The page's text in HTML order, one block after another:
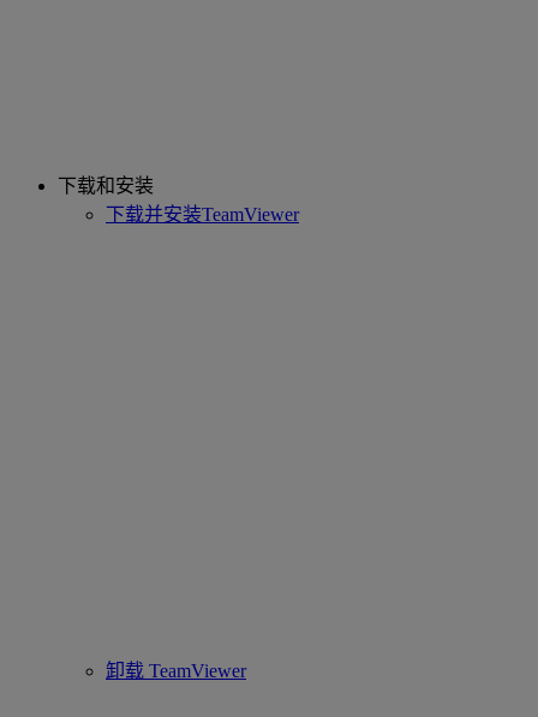
下载和安装
下载并安装TeamViewer
卸载 TeamViewer